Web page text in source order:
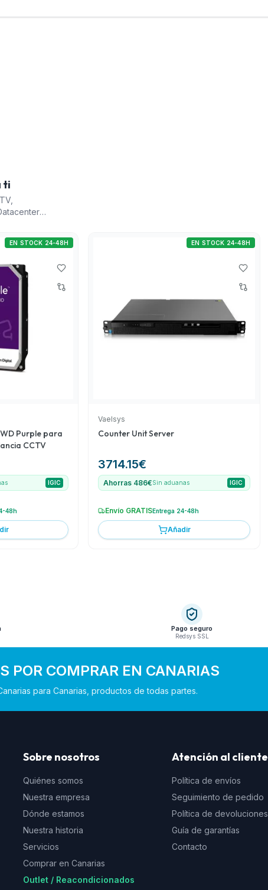
ti
un
que ofrece
Purple para
CCTV
EN STOCK 24-48H
IGIC
48h
Vaelsys
Counter Unit Server
3714.15€
EN STOCK 24-48H
Ahorras 486€Sin aduanas IGIC
Envío GRATISEntrega 24-48h
Añadir
Pago seguro
Redsys SSL
POR COMPRAR EN CANARIAS
para Canarias, productos de todas partes.
Sobre nosotros
Quiénes somos
Nuestra empresa
Dónde estamos
Nuestra historia
Servicios
Comprar en Canarias
Outlet / Reacondicionados
Atención al cliente
Política de envíos
Seguimiento de pedido
Política de devoluciones
Guía de garantías
Contacto